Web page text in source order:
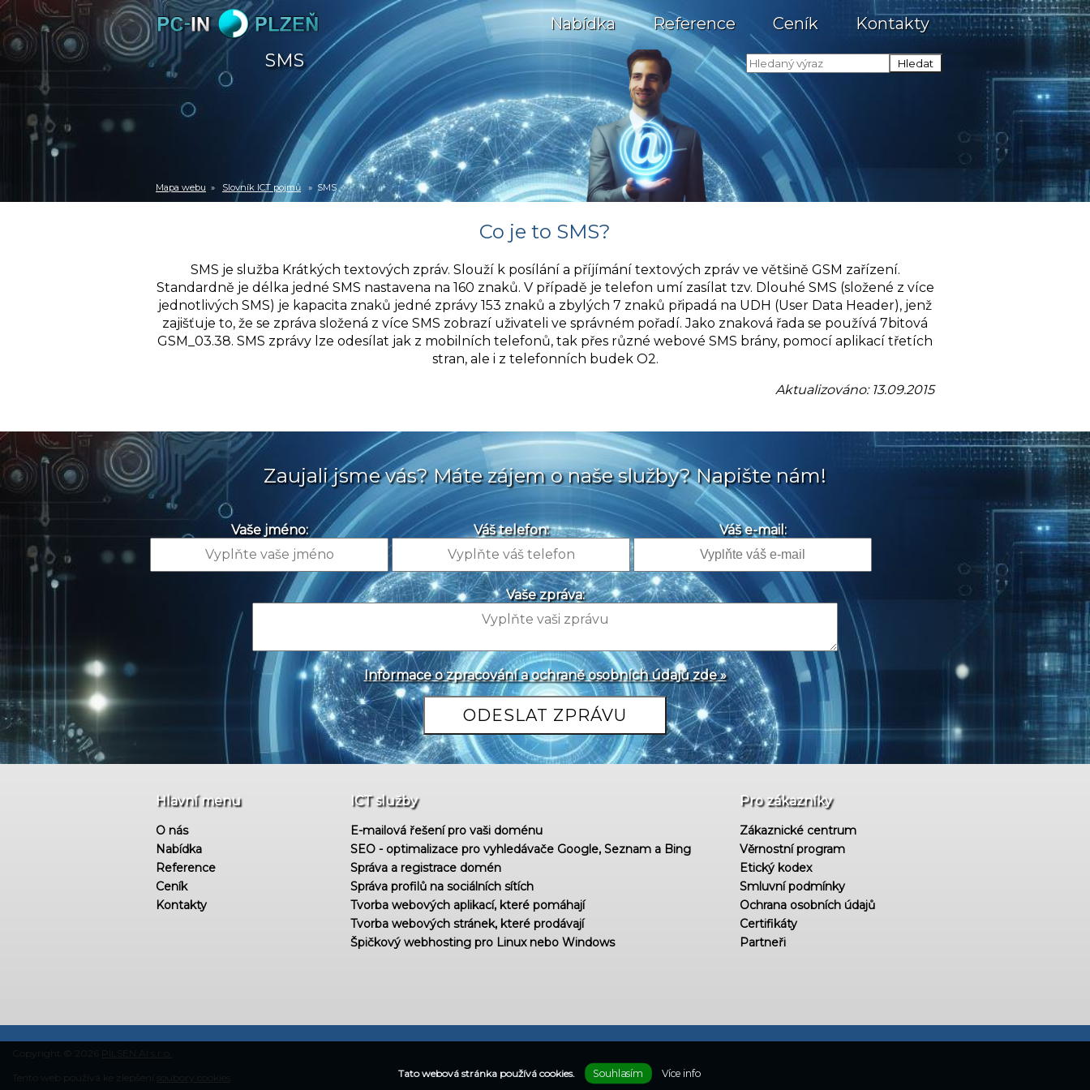
Nabídka Reference Ceník Kontakty
SMS
Mapa webu » Slovník ICT pojmů » SMS
Co je to SMS?
SMS je služba Krátkých textových zpráv. Slouží k posílání a příjímání textových zpráv ve většině GSM zařízení.
Standardně je délka jedné SMS nastavena na 160 znaků. V případě je telefon umí zasílat tzv. Dlouhé SMS (složené z více
jednotlivých SMS) je kapacita znaků jedné zprávy 153 znaků a zbylých 7 znaků připadá na UDH (User Data Header), jenž
zajišťuje to, že se zpráva složená z více SMS zobrazí uživateli ve správném pořadí. Jako znaková řada se používá 7bitová
GSM_03.38. SMS zprávy lze odesílat jak z mobilních telefonů, tak přes různé webové SMS brány, pomocí aplikací třetích
stran, ale i z telefonních budek O2.
Aktualizováno: 13.09.2015
Zaujali jsme vás? Máte zájem o naše služby? Napište nám!
Vaše jméno: Váš telefon: Váš e-mail:
Vaše zpráva:
Informace o zpracování a ochraně osobních údajů zde »
Hlavní menu
O nás
Nabídka
Reference
Ceník
Kontakty
ICT služby
E-mailová řešení pro vaši doménu
SEO - optimalizace pro vyhledávače Google, Seznam a Bing
Správa a registrace domén
Správa profilů na sociálních sítích
Tvorba webových aplikací, které pomáhají
Tvorba webových stránek, které prodávají
Špičkový webhosting pro Linux nebo Windows
Pro zákazníky
Zákaznické centrum
Věrnostní program
Etický kodex
Smluvní podmínky
Ochrana osobních údajů
Certifikáty
Partneři
Tato webová stránka používá cookies. Souhlasím Více info